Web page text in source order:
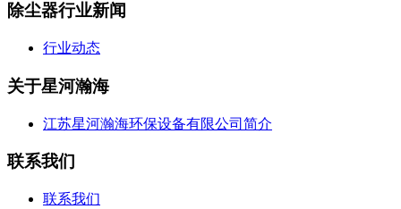
除尘器行业新闻
行业动态
关于星河瀚海
江苏星河瀚海环保设备有限公司简介
联系我们
联系我们